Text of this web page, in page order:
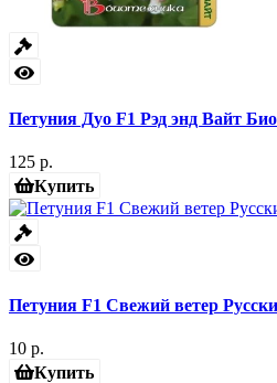
Петуния Дуо F1 Рэд энд Вайт
125 р.
Купить
Петуния F1 Свежий ветер
10 р.
Купить